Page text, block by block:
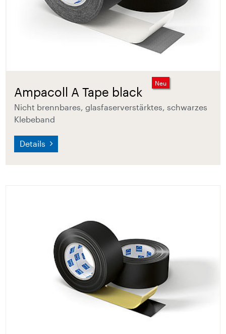
Ampacoll A Tape black
Neu
Nicht brennbares, glasfaserverstärktes, schwarzes
Klebeband
Details